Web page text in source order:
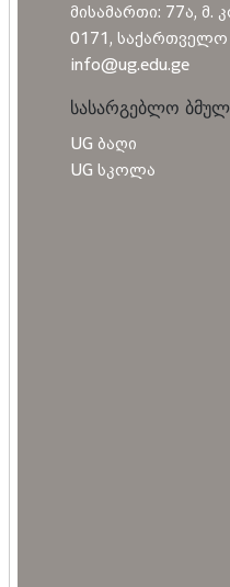
მისამართი: 77ა, მ.
0171, საქართველო
info@ug.edu.ge
სასარგებლო
UG ბაღი
UG სკოლა